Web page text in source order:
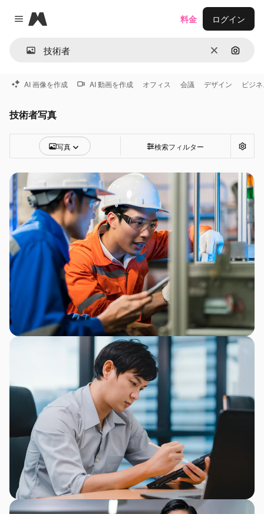
Close menu
Magnific
消去 画像で
料金 ログイン
AI 画像を作成 AI 動画を作成 オフィス 会議 デザイン ビジ
技術者写真
写真 検索フィルター